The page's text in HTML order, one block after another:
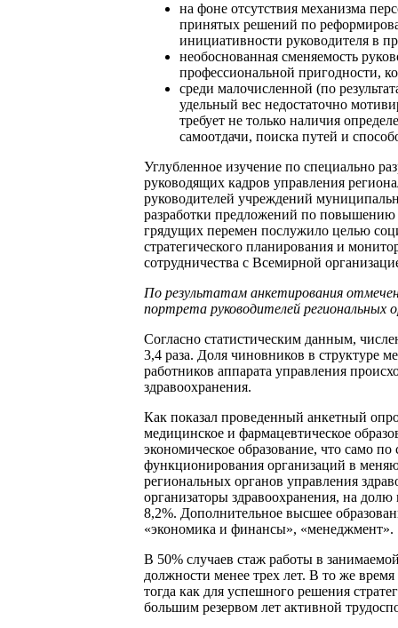
на фоне отсутствия механизма
принятых решений по
инициативности руководителя в
необоснованная сменяемость
профессиональной пригодности,
среди малочисленной (по
удельный вес недостаточно
требует не только наличия
самоотдачи, поиска путей и
Углубленное изучение по специально
руководящих кадров управления
руководителей учреждений
разработки предложений по
грядущих перемен послужило целью
стратегического планирования и
сотрудничества с Всемирной
По результатам анкетирования
портрета руководителей региональных
Согласно статистическим данным,
3,4 раза. Доля чиновников в структуре
работников аппарата управления
здравоохранения.
Как показал проведенный анкетный
медицинское и фармацевтическое
экономическое образование, что само
функционирования организаций в
региональных органов управления
организаторы здравоохранения, на
8,2%. Дополнительное высшее
«экономика и финансы», «менеджмент».
В 50% случаев стаж работы в
должности менее трех лет. В то же
тогда как для успешного решения
большим резервом лет активной